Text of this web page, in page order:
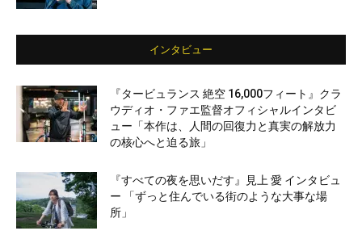
インタビュー
『タービュランス 絶空 16,000フィート』クラ
ウディオ・ファエ監督オフィシャルインタビ
ュー「本作は、人間の回復力と真実の解放力
の核心へと迫る旅」
『すべての夜を思いだす』見上 愛 インタビュ
ー 「ずっと住んでいる街のような大事な場
所」